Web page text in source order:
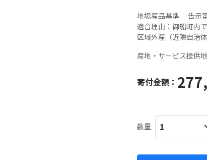
地場産品基準 　告示
適合理由：御船町内
産地・サービス提供地
寄付金額：
数量